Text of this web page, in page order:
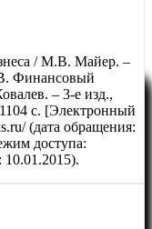
/ М.В. Майер. –
Финансовый
– 3-е изд.,
с. [Электронный
(дата обращения:
доступа:
10.01.2015).